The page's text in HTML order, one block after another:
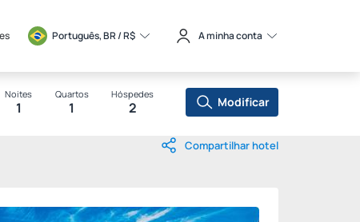
Português, BR / R$ A minha conta
Noites
1
Quartos
1
Hóspedes
2 Modificar
Compartilhar hotel